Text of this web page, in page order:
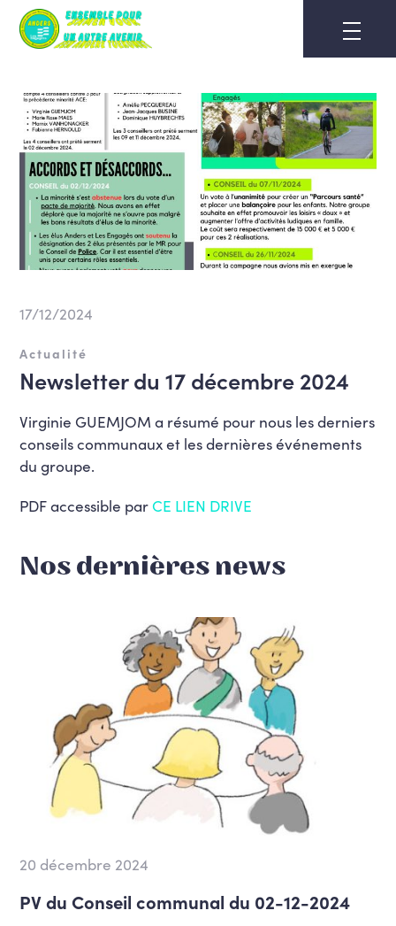
Skip
content
17/12/2024
Actualité
Newsletter du 17 décembre 2024
Virginie GUEMJOM a résumé pour nous les derniers
conseils communaux et les dernières événements
du groupe.
PDF accessible par CE LIEN DRIVE
Nos dernières news
20 décembre 2024
PV du Conseil communal du 02-12-2024